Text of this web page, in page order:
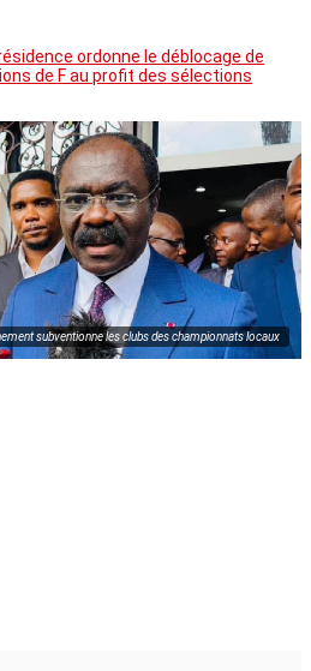
ordonne le déblocage de
de F au profit des sélections
subventionne les clubs des championnats locaux